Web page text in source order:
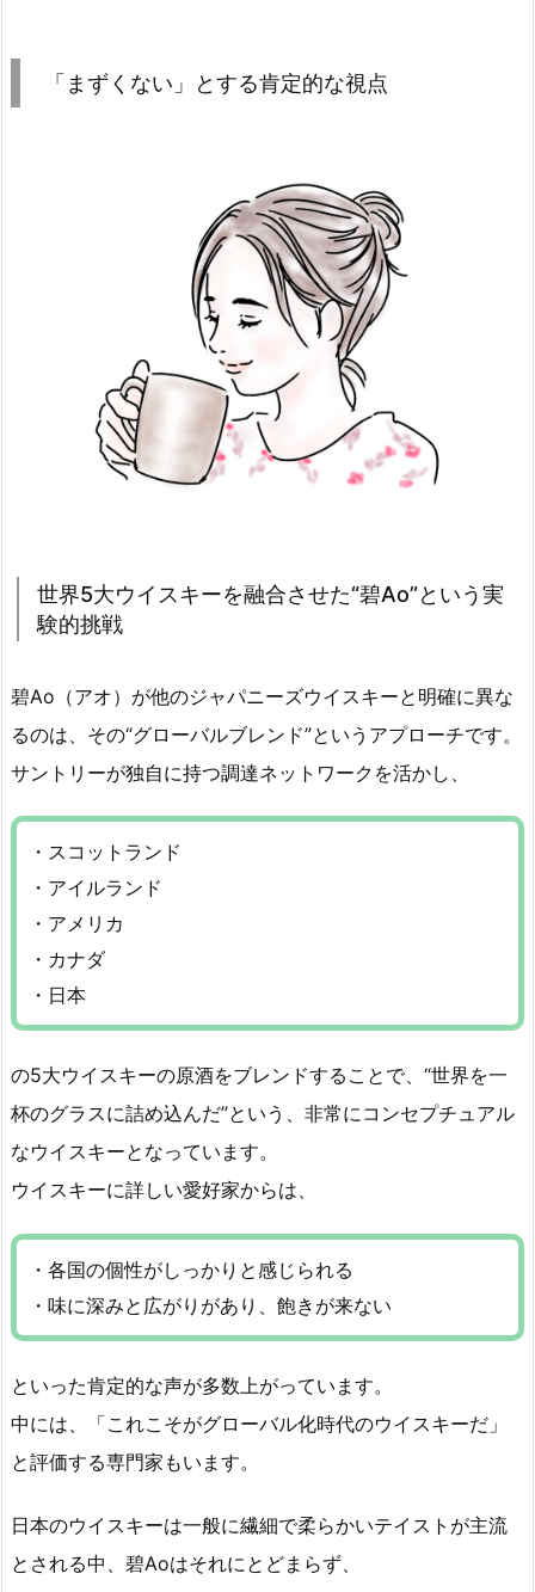
「まずくない」とする肯定的な視点
世界5大ウイスキーを融合させた“碧Ao”という実
験的挑戦
碧Ao（アオ）が他のジャパニーズウイスキーと明確に異な
るのは、その“グローバルブレンド”というアプローチです。
サントリーが独自に持つ調達ネットワークを活かし、
・スコットランド
・アイルランド
・アメリカ
・カナダ
・日本
の5大ウイスキーの原酒をブレンドすることで、“世界を一
杯のグラスに詰め込んだ”という、非常にコンセプチュアル
なウイスキーとなっています。
ウイスキーに詳しい愛好家からは、
・各国の個性がしっかりと感じられる
・味に深みと広がりがあり、飽きが来ない
といった肯定的な声が多数上がっています。
中には、「これこそがグローバル化時代のウイスキーだ」
と評価する専門家もいます。
日本のウイスキーは一般に繊細で柔らかいテイストが主流
とされる中、碧Aoはそれにとどまらず、